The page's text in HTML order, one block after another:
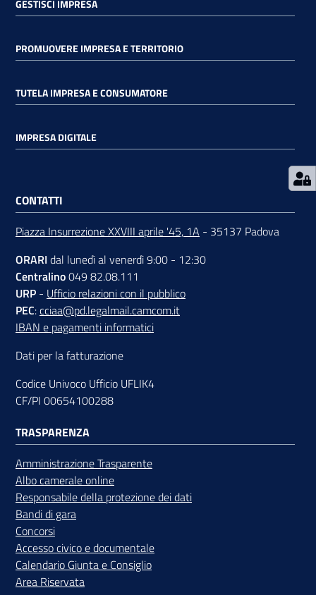
Prenota
on line
Servizi
online
Contatti
Newsle
Sala
Stampa
GESTISCI IMPRESA
PROMUOVERE IMPRESA E TERRITORIO
TUTELA IMPRESA E CONSUMATORE
IMPRESA DIGITALE
CONTATTI
Piazza Insurrezione XXVIII aprile '45, 1A - 35137 Padova
ORARI dal lunedì al venerdì 9:00 - 12:30
Centralino049 82.08.111
URP - Ufficio relazioni con il pubblico
PEC:cciaa@pd.legalmail.camcom.it
IBAN e pagamenti informatici
Dati per la fatturazione
Codice Univoco Ufficio UFLIK4
CF/PI 00654100288
TRASPARENZA
Amministrazione Trasparente
Albo camerale online
Responsabile della protezione dei dati
Bandi di gara
Concorsi
Accesso civico e documentale
Calendario Giunta e Consiglio
Area Riservata